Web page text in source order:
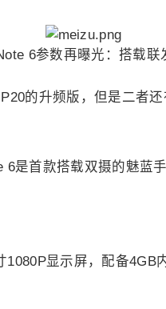
的升频版，但是二者
是首款搭载双摄的魅蓝
显示屏，配备4GB